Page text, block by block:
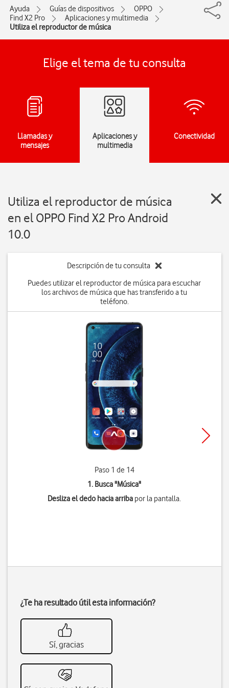
Ayuda Guías de dispositivos
OPPO
Find X2 Pro
Aplicaciones y multimedia
Utiliza el reproductor de música
Elige el tema de tu consulta
Llamadas y
mensajes
Aplicaciones y
multimedia
Conectividad
Utiliza el reproductor de música
en el OPPO Find X2 Pro Android
10.0
Descripción de tu consulta
Puedes utilizar el reproductor de música para escuchar
los archivos de música que has transferido a tu
teléfono.
Paso 1 de 14
1. Busca "Música"
Desliza el dedo hacia arriba por la pantalla.
¿Te ha resultado útil esta información?
Sí, gracias